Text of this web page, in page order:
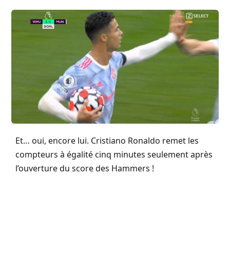
Et… oui, encore lui. Cristiano Ronaldo remet les
compteurs à égalité cinq minutes seulement après
l’ouverture du score des Hammers !